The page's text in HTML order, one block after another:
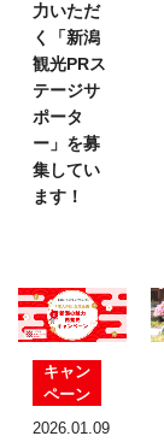
力いただ
く「新潟
観光PRス
テージサ
ポータ
ー」を募
集してい
ます！
キャン
ペーン
2026.01.09